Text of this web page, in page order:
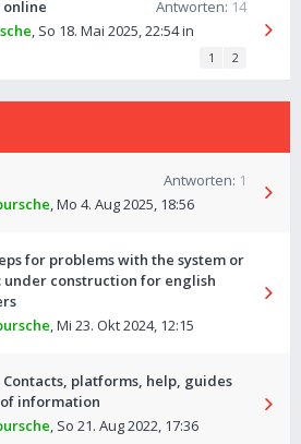
online Antworten: 14
, So 18. Mai 2025, 22:54in
1 2
Antworten: 1
,Mo 4. Aug 2025, 18:56
for problems with the system or
under construction for english
,Mi 23. Okt 2024, 12:15
Contacts, platforms, help, guides
information
, So 21. Aug 2022, 17:36